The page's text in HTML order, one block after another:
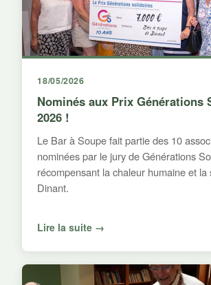
18/05/2026
Nominés aux Prix Générations
2026 !
Le Bar à Soupe fait partie des 10
nominées par le jury de Générations
récompensant la chaleur humaine et la
Dinant.
Lire la suite →